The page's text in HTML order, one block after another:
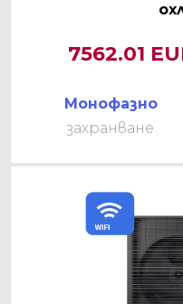
7562.01
Монофазно
захранване